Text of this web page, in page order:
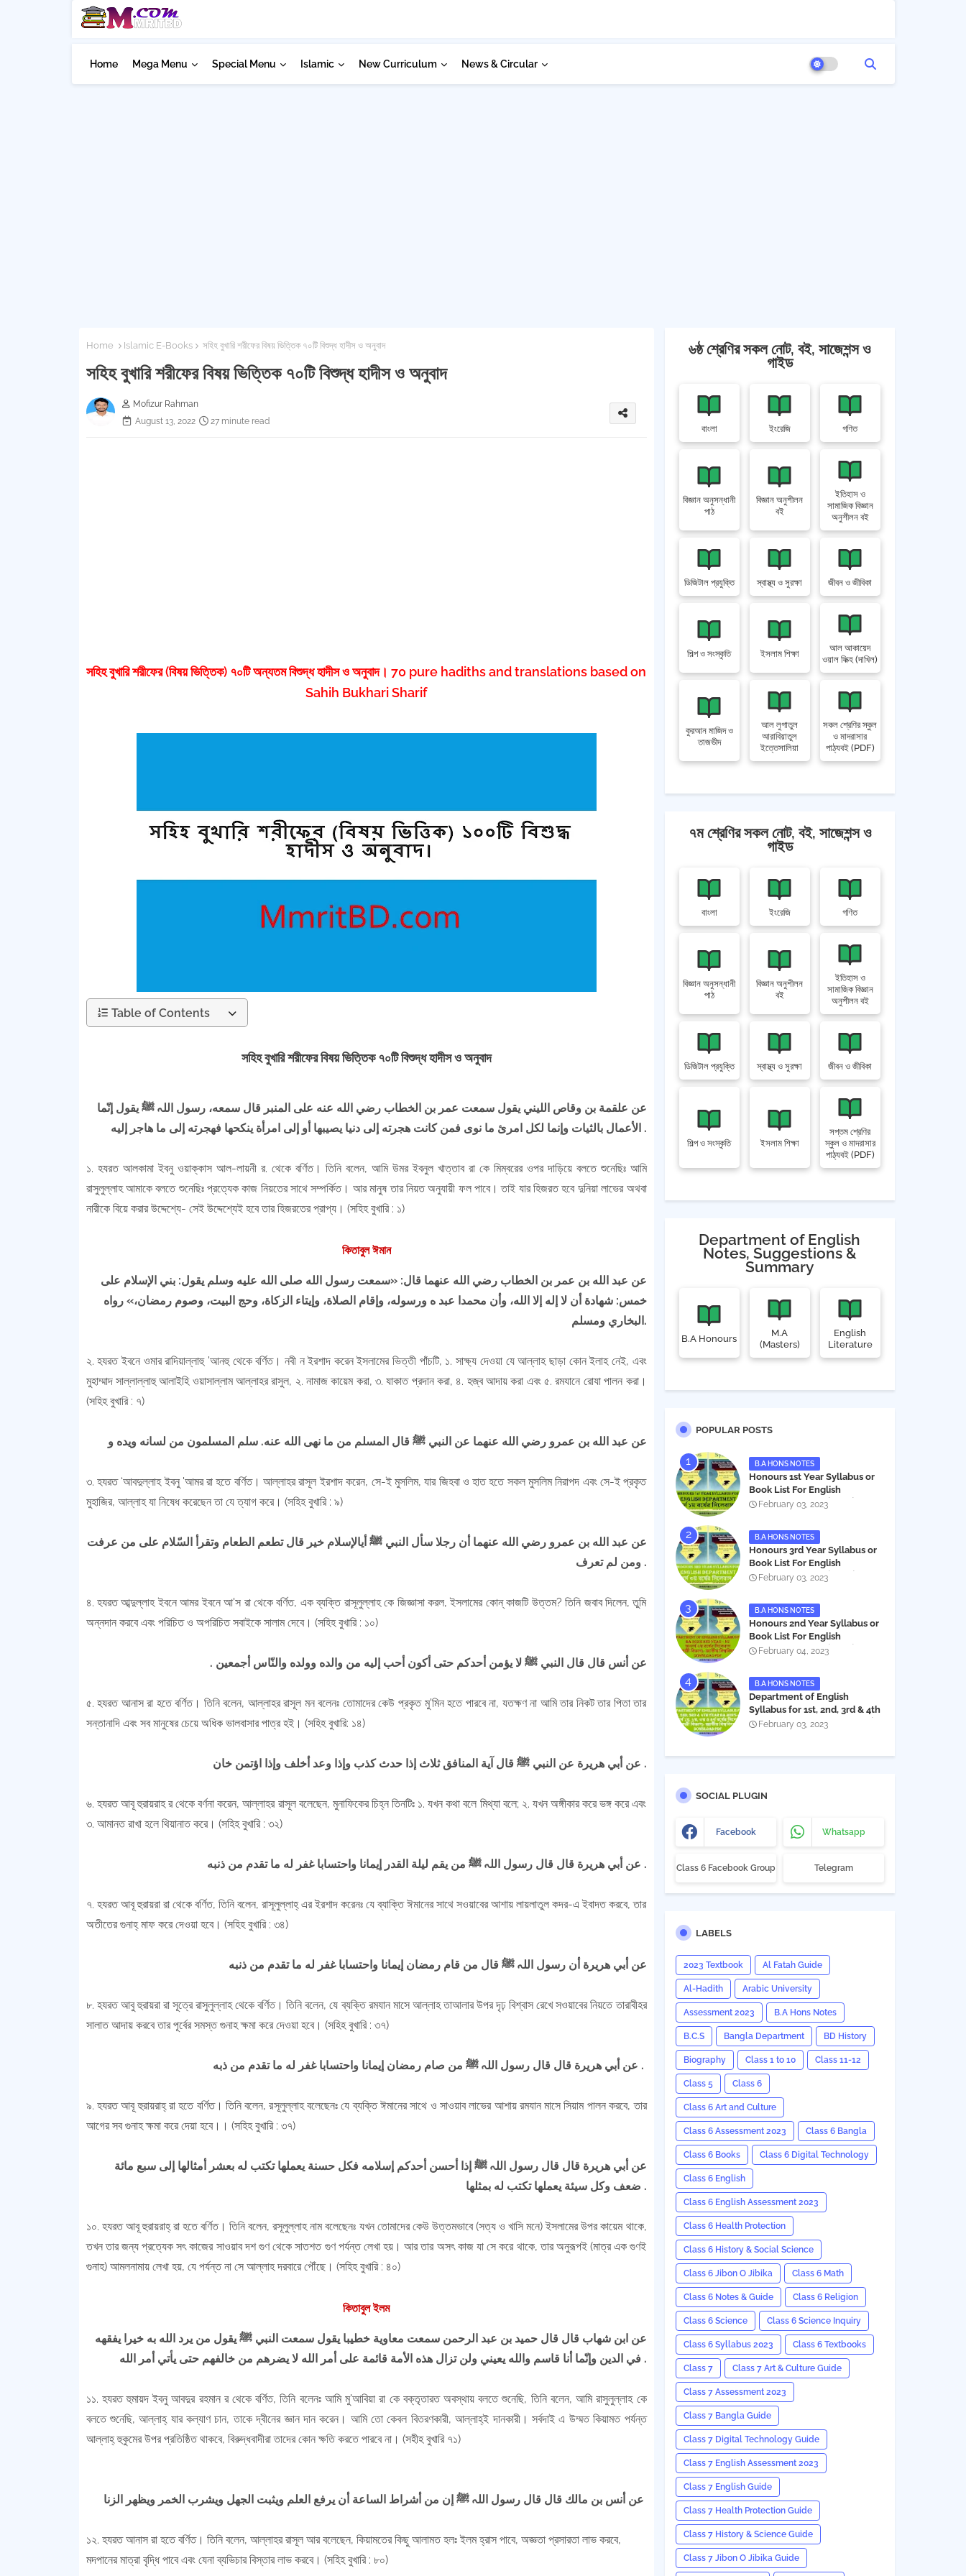
Home Mega Menu Special Menu Islamic New Curriculum News & Circular
Home Islamic E-Books সহিহ বুখারি শরীফের বিষয় ভিত্তিক ৭০টি বিশুদ্ধ হাদীস ও অনুবাদ
সহিহ বুখারি শরীফের বিষয় ভিত্তিক ৭০টি বিশুদ্ধ হাদীস ও অনুবাদ
Mofizur Rahman
August 13, 2022
27 minute read
সহিহ বুখারি শরীফের (বিষয় ভিত্তিক) ৭০টি অন্যতম বিশুদ্ধ হাদীস ও অনুবাদ। 70 pure hadiths and translations based on
Sahih Bukhari Sharif
Table of Contents
সহিহ বুখারি শরীফের বিষয় ভিত্তিক ৭০টি বিশুদ্ধ হাদীস ও অনুবাদ
عن علقمة بن وقاص الليني يقول سمعت عمر بن الخطاب رضي الله عنه على المنبر قال سمعه، رسول اللہ ﷺ يقول إنّما
الأعمال بالثيات وإنما لكل امرئ ما نوى فمن كانت هجرته إلى دنيا يصيبها أو إلى امرأة ينكحها فهجرته إلى ما هاجر إليه .
১. হযরত আলকামা ইবনু ওয়াক্কাস আল-লায়নী র. থেকে বর্ণিত। তিনি বলেন, আমি উমর ইবনুল খাত্তাব রা কে মিম্বরের ওপর দাড়িয়ে বলতে শুনেছিঃ আমি
রাসুলুল্লাহ আমাকে বলতে শুনেছিঃ প্রত্যেক কাজ নিয়তের সাথে সম্পর্কিত। আর মানুষ তার নিয়ত অনুযায়ী ফল পাবে। তাই যার হিজরত হবে দুনিয়া লাভের অথবা
নারীকে বিয়ে করার উদ্দেশ্যে- সেই উদ্দেশ্যেই হবে তার হিজরতের প্রাপ্য। (সহিহ বুখারি : ১)
কিতাবুল ঈমান
عن عبد الله بن عمر بن الخطاب رضي الله عنهما قال: «سمعت رسول الله صلى الله عليه وسلم يقول: بني الإسلام على
خمس: شهادة أن لا إله إلا الله، وأن محمدا عبد ه ورسوله، وإقام الصلاة، وإيتاء الزكاة، وحج البيت، وصوم رمضان،» رواه
البخاري ومسلم.
২. হযরত ইবনে ওমার রাদিয়াল্লাহু 'আনহু থেকে বর্ণিত। নবী ন ইরশাদ করেন ইসলামের ভিত্তী পাঁচটি, ১. সাক্ষ্য দেওয়া যে আল্লাহ ছাড়া কোন ইলাহ নেই, এবং
মুহাম্মাদ সাল্লাল্লাহু আলাইহি ওয়াসাল্লাম আল্লাহর রাসুল, ২. নামাজ কায়েম করা, ৩. যাকাত প্রদান করা, ৪. হজ্ব আদায় করা এবং ৫. রমযানে রোযা পালন করা।
(সহিহ বুখারি : ৭)
عن عبد الله بن عمرو رضي الله عنهما عن النبي ﷺ قال المسلم من ما نهى الله عنه. سلم المسلمون من لسانه ويده و
৩. হযরত ‘আবদুল্লাহ ইবনু 'আমর রা হতে বর্ণিত। আল্লাহর রাসূল ইরশাদ করেন, সে-ই মুসলিম, যার জিহবা ও হাত হতে সকল মুসলিম নিরাপদ এবং সে-ই প্রকৃত
মুহাজির, আল্লাহ যা নিষেধ করেছেন তা যে ত্যাগ করে। (সহিহ বুখারি : ৯)
عن عبد الله بن عمرو رضي الله عنهما أن رجلا سأل النبي ﷺ أيالإسلام خير قال تطعم الطعام وتقرأ السّلام على من عرفت
ومن لم تعرف .
৪. হযরত আব্দুল্লাহ ইবনে আমর ইবনে আ'স রা থেকে বর্ণিত, এক ব্যক্তি রাসূলুল্লাহ কে জিজ্ঞাসা করল, ইসলামের কোন্ কাজটি উত্তম? তিনি জবাব দিলেন, তুমি
অন্নদান করবে এবং পরিচিত ও অপরিচিত সবাইকে সালাম দেবে। (সহিহ বুখারি : ১০)
. عن أنس قال قال النبي ﷺ لا يؤمن أحدكم حتى أكون أحب إليه من والده وولده والنّاس أجمعين
৫. হযরত আনাস রা হতে বর্ণিত। তিনি বলেন, আল্লাহর রাসূল মন বলেনঃ তোমাদের কেউ প্রকৃত মু'মিন হতে পারবে না, যতক্ষণ না আমি তার নিকট তার পিতা তার
সন্তানাদি এবং সব মানুষের চেয়ে অধিক ভালবাসার পাত্র হই। (সহিহ বুখারি: ১৪)
عن أبي هريرة عن النبي ﷺ قال آية المنافق ثلاث إذا حدث كذب وإذا وعد أخلف وإذا اؤتمن خان .
৬. হযরত আবূ হুরায়রাহ র থেকে বর্ণনা করেন, আল্লাহর রাসূল বলেছেন, মুনাফিকের চিহ্ন তিনটিঃ ১. যখন কথা বলে মিথ্যা বলে; ২. যখন অঙ্গীকার করে ভঙ্গ করে এবং
৩. আমানত রাখা হলে থিয়ানাত করে। (সহিহ বুখারি : ৩২)
عن أبي هريرة قال قال رسول اللہ ﷺ من يقم ليلة القدر إيمانا واحتسابا غفر له ما تقدم من ذنبه .
৭. হযরত আবূ হুরায়রা রা থেকে বর্ণিত, তিনি বলেন, রাসূলুল্লাহ্ এর ইরশাদ করেনঃ যে ব্যাক্তি ঈমানের সাথে সওয়াবের আশায় লায়লাতুল কদর-এ ইবাদত করবে, তার
অতীতের গুনাহ্ মাফ করে দেওয়া হবে। (সহিহ বুখারি : ৩৪)
عن أبي هريرة أن رسول اللہ ﷺ قال من قام رمضان إيمانا واحتسابا غفر له ما تقدم من ذنبه
৮. হযরত আবু হুরায়রা রা সূত্রে রাসুলুল্লাহ থেকে বর্ণিত। তিনি বলেন, যে ব্যক্তি রমযান মাসে আল্লাহ তাআলার উপর দৃঢ় বিশ্বাস রেখে সওয়াবের নিয়তে তারাবীহর
সালাত আদায় করবে তার পূর্বের সমস্ত গুনাহ ক্ষমা করে দেওয়া হবে। (সহিহ বুখারি : ৩৭)
عن أبي هريرة قال قال رسول اللہ ﷺ من صام رمضان إيمانا واحتسابا غفر له ما تقدم من ذبه .
৯. হযরত আবূ হুরায়রাহ্ রা হতে বর্ণিত। তিনি বলেন, রসূলুল্লাহ বলেছেনঃ যে ব্যক্তি ঈমানের সাথে ও সাওয়াব লাভের আশায় রমযান মাসে সিয়াম পালন করবে,তার
আগের সব গুনাহ ক্ষমা করে দেয়া হবে।। (সহিহ বুখারি : ৩৭)
عن أبي هريرة قال قال رسول اللہ ﷺ إذا أحسن أحدكم إسلامه فكل حسنة يعملها تكتب له بعشر أمثالها إلى سبع مائة
ضعف وكل سيئة يعملها تكتب له بمثلها .
১০. হযরত আবূ হুরায়রাহ্ রা হতে বর্ণিত। তিনি বলেন, রসূলুল্লাহ নাম বলেছেনঃ যখন তোমাদের কেউ উত্তমভাবে (সত্য ও খাসি মনে) ইসলামের উপর কায়েম থাকে,
তখন তার জন্য প্রত্যেক সৎ কাজের সাওয়াব দশ গুণ থেকে সাতশত গুণ পর্যন্ত লেখা হয়। আর তার অসৎ কাজ যা সে করে থাকে, তার অনুরূপই (মাত্র এক গুণই
গুনাহ) আমলনামায় লেখা হয়, যে পর্যন্ত না সে আল্লাহ দরবারে পৌঁছে। (সহিহ বুখারি : ৪০)
কিতাবুল ইলম
عن ابن شهاب قال قال حميد بن عبد الرحمن سمعت معاوية خطيبا يقول سمعت النبي ﷺ يقول من يرد الله به خيرا يفقهه
في الدين وإنّما أنا قاسم والله يعيني ولن تزال هذه الأمة قائمة على أمر الله لا يضرهم من خالفهم حتى يأتي أمر الله .
১১. হযরত হুমায়দ ইবনু আবদুর রহমান র থেকে বর্ণিত, তিনি বলেনঃ আমি মু'আবিয়া রা কে বক্তৃতারত অবস্থায় বলতে শুনেছি, তিনি বলেন, আমি রাসুলুল্লাহ কে
বলতে শুনেছি, আল্লাহ্ যার কল্যাণ চান, তাকে দ্বীনের জ্ঞান দান করেন। আমি তো কেবল বিতরণকারী, আল্লাহ্ই দানকারী। সর্বদাই এ উম্মত কিয়ামত পর্যন্ত
আল্লাহ্ হুকুমের উপর প্রতিষ্ঠিত থাকবে, বিরুদ্ধবাদীরা তাদের কোন ক্ষতি করতে পারবে না। (সহীহ বুখারি ৭১)
১২. হযরত আনাস রা হতে বর্ণিত। তিনি বলেন, আল্লাহর রাসূল আর বলেছেন, কিয়ামতের কিছু আলামত হলঃ ইলম হ্রাস পাবে, অজ্ঞতা প্রসারতা লাভ করবে,
মদপানেরমাত্রা বৃদ্ধি পাবে এবং যেনা ব্যভিচার বিস্তার লাভ করবে। (সহিহ বুখারি : ৮০)
৬ষ্ঠ শ্রেণির সকল নোট, বই, সাজেশন্স ও
গাইড
বাংলা ইংরেজি গণিত
বিজ্ঞান অনুসন্ধানী
পাঠ
বিজ্ঞান অনুশীলন
বই
ইতিহাস ও
সামাজিক বিজ্ঞান
অনুশীলন বই
ডিজিটাল প্রযুক্তি স্বাস্থ্য ও সুরক্ষা জীবন ও জীবিকা
শিল্প ও সংস্কৃতি ইসলাম শিক্ষা
আল আকায়েদ
ওয়াল ফিক্হ (দাখিল)
কুরআন মাজিদ ও
তাজভীদ
আল লুগাতুল
আরাবিয়াতুল
ইত্তেসালিয়া
সকল শ্রেণির স্কুল
ও মাদরাসার
পাঠ্যবই (PDF)
৭ম শ্রেণির সকল নোট, বই, সাজেশন্স ও
গাইড
বাংলা ইংরেজি গণিত
বিজ্ঞান অনুসন্ধানী
পাঠ
বিজ্ঞান অনুশীলন
বই
ইতিহাস ও
সামাজিক বিজ্ঞান
অনুশীলন বই
ডিজিটাল প্রযুক্তি স্বাস্থ্য ও সুরক্ষা জীবন ও জীবিকা
শিল্প ও সংস্কৃতি ইসলাম শিক্ষা
সপ্তম শ্রেণির
স্কুল ও মাদরাসার
পাঠ্যবই (PDF)
Department of English
Notes, Suggestions &
Summary
B.A Honours
M.A
(Masters)
English
Literature
POPULAR POSTS
B.A HONS NOTES
Honours 1st Year Syllabus or
Book List For English
Department - অনার্স ১ম বর্ষের সিলেবাস
February 03, 2023
B.A HONS NOTES
Honours 3rd Year Syllabus or
Book List For English
Department - অনার্স ৩য় বর্ষের সিলেবাস
February 03, 2023
B.A HONS NOTES
Honours 2nd Year Syllabus or
Book List For English
Department - অনার্স ২য় বর্ষের সিলেবাস
February 04, 2023
B.A HONS NOTES
Department of English
Syllabus for 1st, 2nd, 3rd & 4th
Year BA Hon's - NU | বিএ অনার্স
February 03, 2023
SOCIAL PLUGIN
Facebook Whatsapp
Class 6 Facebook Group Telegram
LABELS
2023 Textbook Al Fatah Guide
Al-Hadith Arabic University
Assessment 2023 B.A Hons Notes
B.C.S Bangla Department BD History
Biography Class 1 to 10 Class 11-12
Class 5 Class 6
Class 6 Art and Culture
Class 6 Assessment 2023 Class 6 Bangla
Class 6 Books Class 6 Digital Technology
Class 6 English
Class 6 English Assessment 2023
Class 6 Health Protection
Class 6 History & Social Science
Class 6 Jibon O Jibika Class 6 Math
Class 6 Notes & Guide Class 6 Religion
Class 6 Science Class 6 Science Inquiry
Class 6 Syllabus 2023 Class 6 Textbooks
Class 7 Class 7 Art & Culture Guide
Class 7 Assessment 2023
Class 7 Bangla Guide
Class 7 Digital Technology Guide
Class 7 English Assessment 2023
Class 7 English Guide
Class 7 Health Protection Guide
Class 7 History & Science Guide
Class 7 Jibon O Jibika Guide